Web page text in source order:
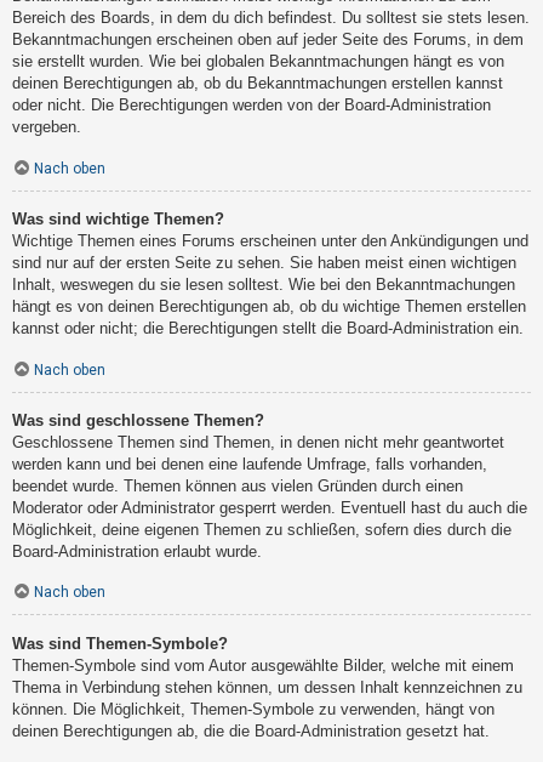
Bereich des Boards, in dem du dich befindest. Du solltest sie stets lesen.
Bekanntmachungen erscheinen oben auf jeder Seite des Forums, in dem
sie erstellt wurden. Wie bei globalen Bekanntmachungen hängt es von
deinen Berechtigungen ab, ob du Bekanntmachungen erstellen kannst
oder nicht. Die Berechtigungen werden von der Board-Administration
vergeben.
Nach oben
Was sind wichtige Themen?
Wichtige Themen eines Forums erscheinen unter den Ankündigungen und
sind nur auf der ersten Seite zu sehen. Sie haben meist einen wichtigen
Inhalt, weswegen du sie lesen solltest. Wie bei den Bekanntmachungen
hängt es von deinen Berechtigungen ab, ob du wichtige Themen erstellen
kannst oder nicht; die Berechtigungen stellt die Board-Administration ein.
Nach oben
Was sind geschlossene Themen?
Geschlossene Themen sind Themen, in denen nicht mehr geantwortet
werden kann und bei denen eine laufende Umfrage, falls vorhanden,
beendet wurde. Themen können aus vielen Gründen durch einen
Moderator oder Administrator gesperrt werden. Eventuell hast du auch die
Möglichkeit, deine eigenen Themen zu schließen, sofern dies durch die
Board-Administration erlaubt wurde.
Nach oben
Was sind Themen-Symbole?
Themen-Symbole sind vom Autor ausgewählte Bilder, welche mit einem
Thema in Verbindung stehen können, um dessen Inhalt kennzeichnen zu
können. Die Möglichkeit, Themen-Symbole zu verwenden, hängt von
deinen Berechtigungen ab, die die Board-Administration gesetzt hat.